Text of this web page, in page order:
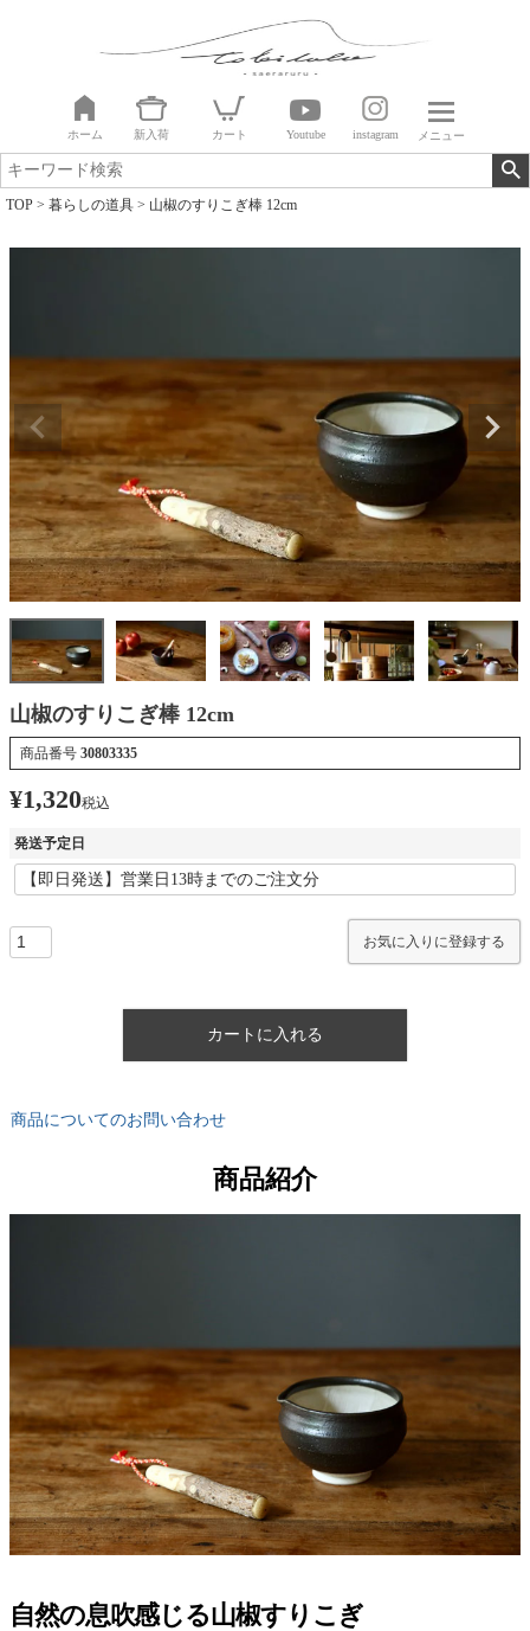
ホーム 新入荷 カート Youtube instagram メニュー
TOP 暮らしの道具 山椒のすりこぎ棒 12cm
山椒のすりこぎ棒 12cm
商品番号 30803335
¥1,320税込
発送予定日
お気に入りに登録する
カートに入れる
商品についてのお問い合わせ
商品紹介
自然の息吹感じる山椒すりこぎ